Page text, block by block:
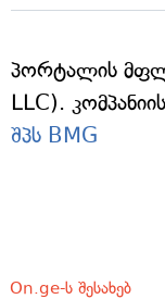
პორტალის
LLC).
შპს BMG
On.ge-ს შესახებ